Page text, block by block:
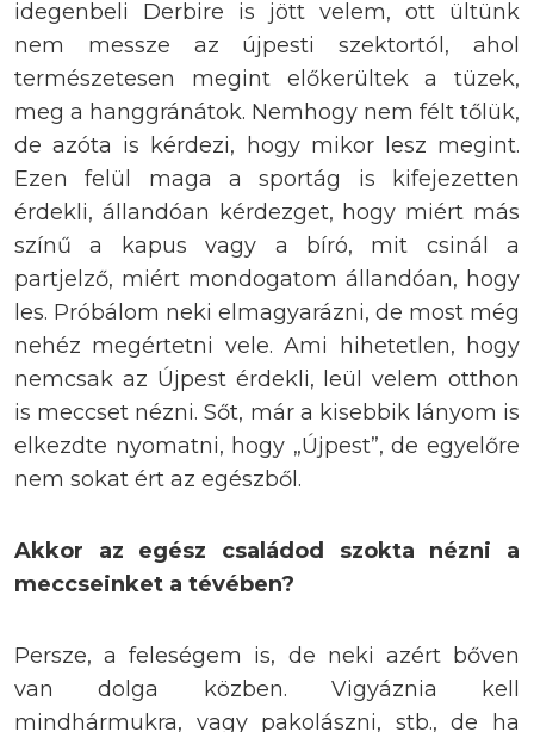
idegenbeli Derbire is jött velem, ott ültünk
nem messze az újpesti szektortól, ahol
természetesen megint előkerültek a tüzek,
meg a hanggránátok. Nemhogy nem félt tőlük,
de azóta is kérdezi, hogy mikor lesz megint.
Ezen felül maga a sportág is kifejezetten
érdekli, állandóan kérdezget, hogy miért más
színű a kapus vagy a bíró, mit csinál a
partjelző, miért mondogatom állandóan, hogy
les. Próbálom neki elmagyarázni, de most még
nehéz megértetni vele. Ami hihetetlen, hogy
nemcsak az Újpest érdekli, leül velem otthon
is meccset nézni. Sőt, már a kisebbik lányom is
elkezdte nyomatni, hogy „Újpest”, de egyelőre
nem sokat ért az egészből.
Akkor az egész családod szokta nézni a
meccseinket a tévében?
Persze, a feleségem is, de neki azért bőven
van dolga közben. Vigyáznia kell
mindhármukra, vagy pakolászni, stb., de ha